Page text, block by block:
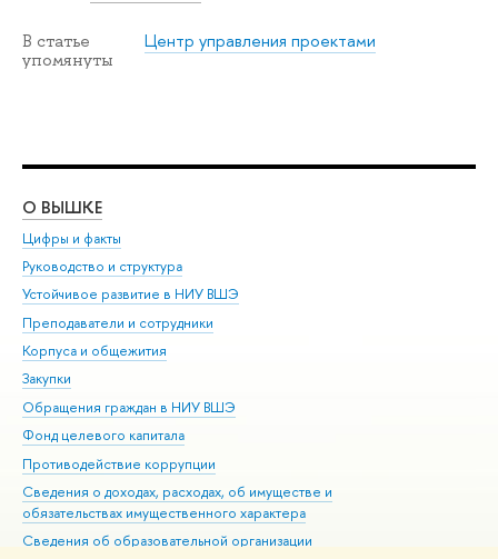
В статье
упомянуты
Центр управления проектами
О ВЫШКЕ
Цифры и факты
Руководство и структура
Устойчивое развитие в НИУ ВШЭ
Преподаватели и сотрудники
Корпуса и общежития
Закупки
Обращения граждан в НИУ ВШЭ
Фонд целевого капитала
Противодействие коррупции
Сведения о доходах, расходах, об имуществе и
обязательствах имущественного характера
Сведения об образовательной организации